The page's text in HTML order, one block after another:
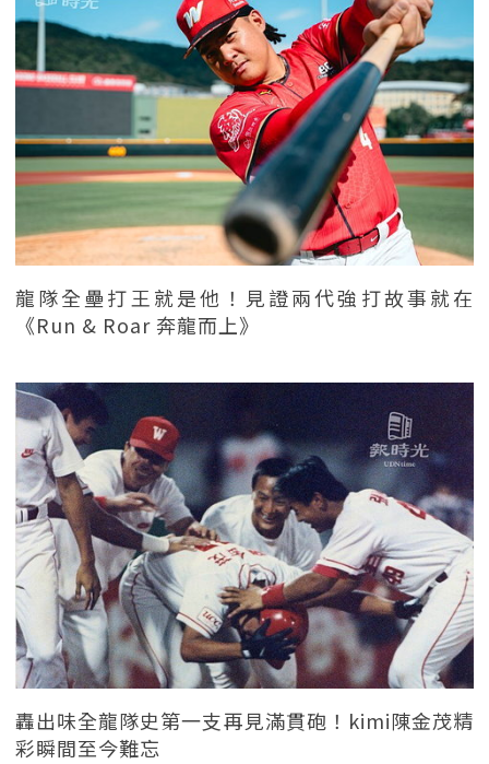
龍隊全壘打王就是他！見證兩代強打故事就在
《Run & Roar 奔龍而上》
轟出味全龍隊史第一支再見滿貫砲！kimi陳金茂精
彩瞬間至今難忘